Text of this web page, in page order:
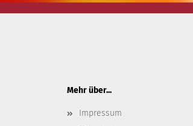
Mehr über...
Impressum